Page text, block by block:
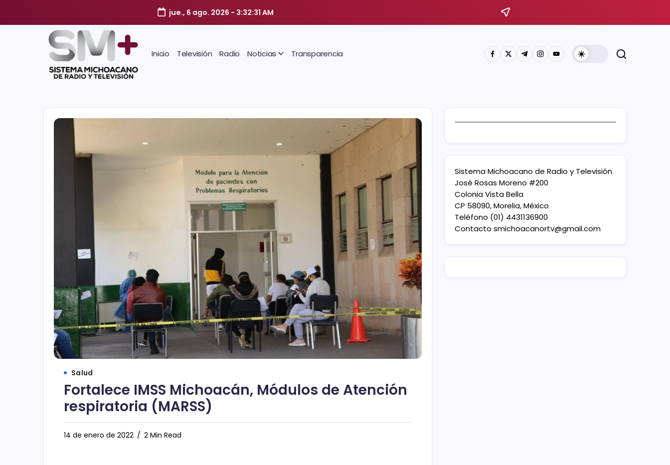
jue., 6 ago. 2026 - 3:32:32 AM
Inicio Televisión Radio Noticias Transparencia
Salud
Fortalece IMSS Michoacán, Módulos de Atención
respiratoria (MARSS)
14 de enero de 2022 2 Min Read
Sistema Michoacano de Radio y Televisión
José Rosas Moreno #200
Colonia Vista Bella
CP 58090, Morelia, México
Teléfono (01) 4431136900
Contacto smichoacanortv@gmail.com